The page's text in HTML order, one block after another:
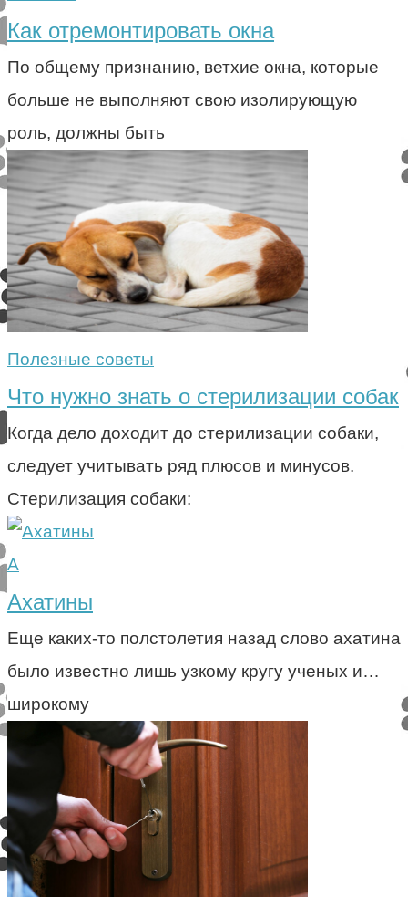
Как отремонтировать окна
По общему признанию, ветхие окна, которые
больше не выполняют свою изолирующую
роль, должны быть
Полезные советы
Что нужно знать о стерилизации собак
Когда дело доходит до стерилизации собаки,
следует учитывать ряд плюсов и минусов.
Стерилизация собаки:
А
Ахатины
Еще каких-то полстолетия назад слово ахатина
было известно лишь узкому кругу ученых и…
широкому